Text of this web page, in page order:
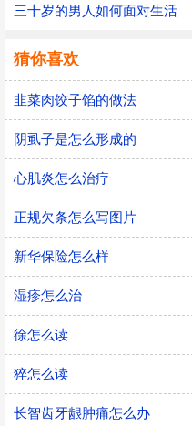
三十岁的男人如何面对生活
猜你喜欢
韭菜肉饺子馅的做法
阴虱子是怎么形成的
心肌炎怎么治疗
正规欠条怎么写图片
新华保险怎么样
湿疹怎么治
徐怎么读
猝怎么读
长智齿牙龈肿痛怎么办